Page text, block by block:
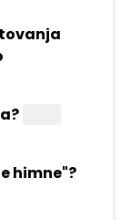
himne"?